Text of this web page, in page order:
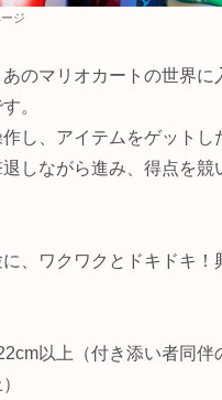
ジ
のマリオカートの世界に
。
し、アイテムをゲットし
しながら進み、得点を競
、ワクワクとドキドキ！
以上（付き添い者同伴